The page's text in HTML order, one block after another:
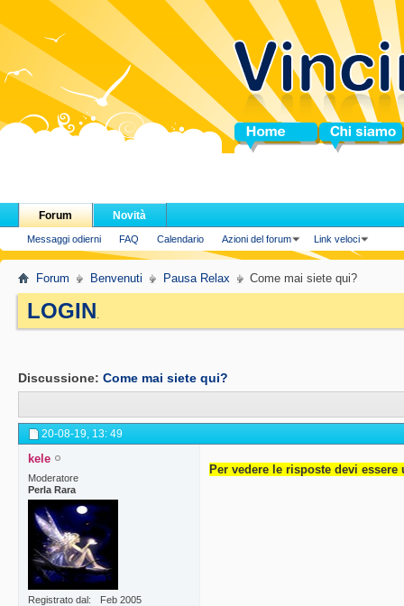
Home Chi siamo
Forum
Messaggi odierni FAQ Calendario Azioni del forum Link veloci
Novità
Forum Benvenuti Pausa Relax Come mai siete qui?
LOGIN.
Discussione: Come mai siete qui?
20-08-19, 13: 49
kele
Moderatore
Perla Rara
Registrato dal
Feb 2005
Per vedere le risposte devi